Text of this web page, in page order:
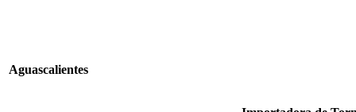
Aguascalientes